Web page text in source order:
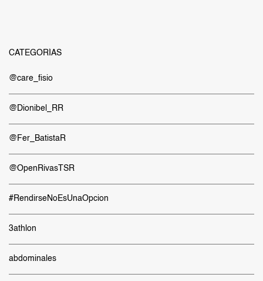
CATEGORÍAS
@care_fisio
@Dionibel_RR
@Fer_BatistaR
@OpenRivasTSR
#RendirseNoEsUnaOpcion
3athlon
abdominales